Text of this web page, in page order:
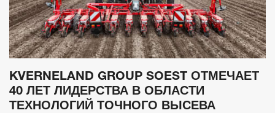
KVERNELAND GROUP SOEST ОТМЕЧАЕТ
40 ЛЕТ ЛИДЕРСТВА В ОБЛАСТИ
ТЕХНОЛОГИЙ ТОЧНОГО ВЫСЕВА